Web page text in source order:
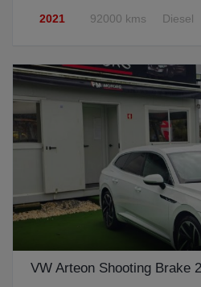
2021 92000 kms Diesel
VW Arteon Shooting Brake